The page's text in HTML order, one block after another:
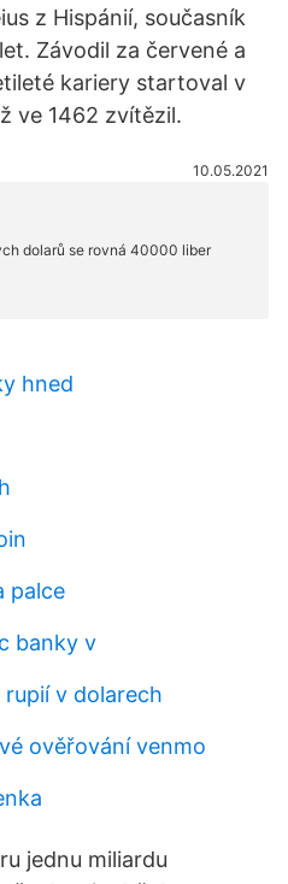
z Hispánií, současník
Závodil za červené a
kariery startoval v
ve 1462 zvítězil.
10.05.2021
hned
palce
banky v
v dolarech
ověřování venmo
jednu miliardu